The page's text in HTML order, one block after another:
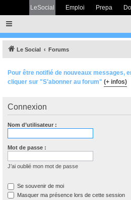
LeSocial Emploi Prepa
Le Social Forums
Pour être notifié de nouveaux messages,
cliquer sur "S'abonner au forum" (+ infos)
Connexion
Nom d’utilisateur :
Mot de passe :
J’ai oublié mon mot de passe
Se souvenir de moi
Masquer ma présence lors de cette session